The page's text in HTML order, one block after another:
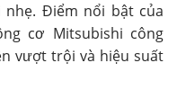
nhẹ. Điểm nổi bật của
cơ Mitsubishi công
vượt trội và hiệu suất